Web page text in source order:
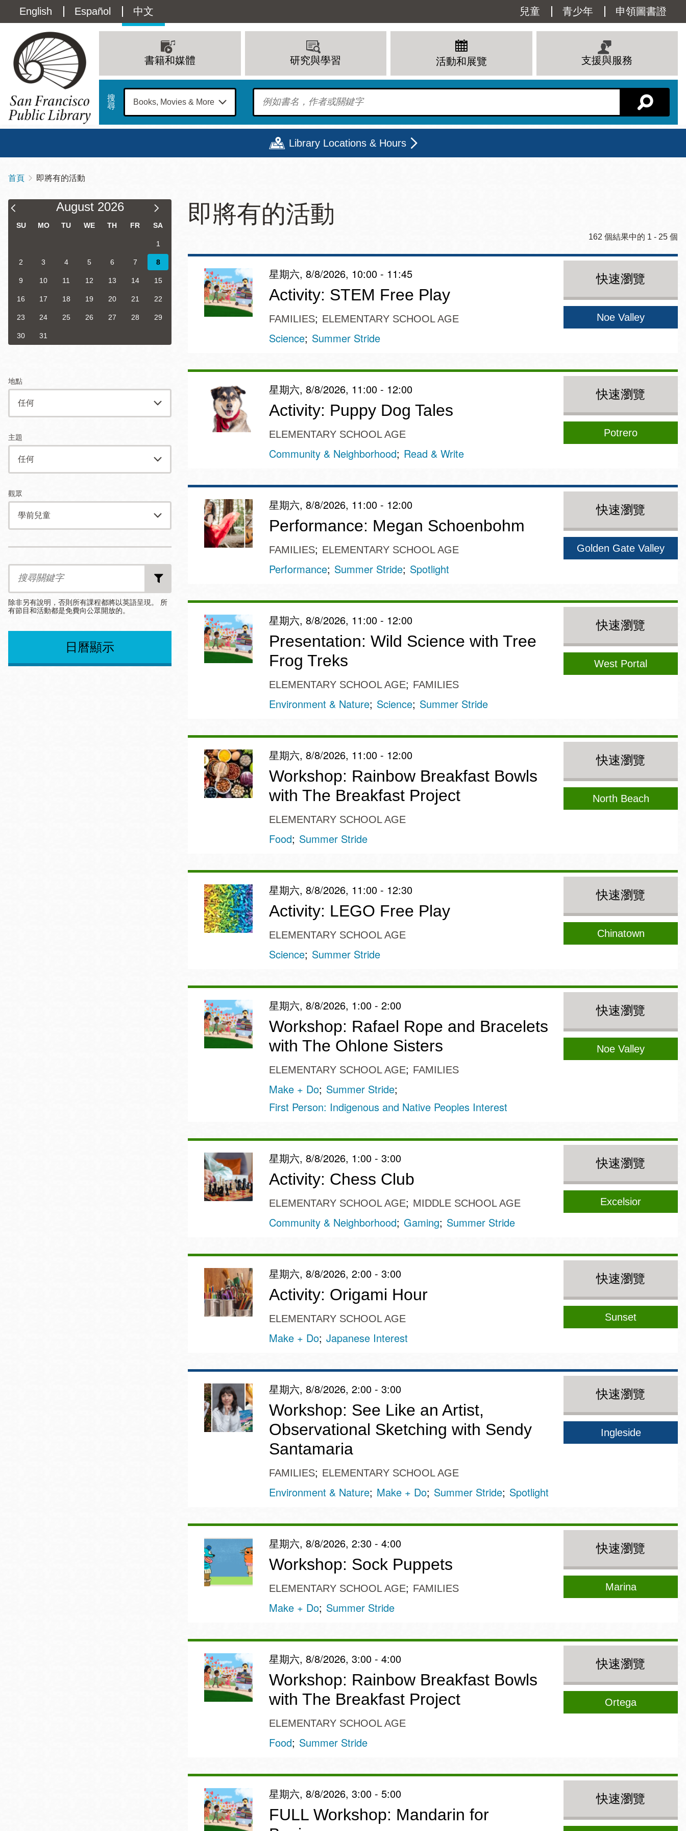
主
Language
switcher
(Content)
English Español 中文
Utility
Menu
兒童 青少年 申領圖書證
navigation
書籍和媒體 研究與學習 活動和展覽 支援與服務
搜
尋
To find?
Library Locations & Hours
書館
星期日
12 下午 - 6 下午
星期一
9 上午 - 6 下午
星期二
9 上午 - 8 下午
星期三
9 上午 - 8 下午
Anza 圖書分館
Bernal Heights
館
Chinatown 華埠/
Eureka Valley 尤
Milk 紀念圖書分
館
Excelsior圖書分
館
Glen Park 格倫
公園區圖書分館
Valley 圖書分館
Merced 圖書分
Mission米慎區
圖書分館
Mission Bay 米
慎灣區圖書分館
/Sally Brunn 諾
谷區圖書分館
Ocean View 海
景區圖書分館
OMI 流動圖書館
Ortega 圖書分館
Park 圖書分館
Parkside 圖書分
Potrero 寳翠麗
山圖書分館
Presidio 普西迪
Richmond/參議
員 Milton Marks
列治文區圖書分
Treasure Island
Visitacion Valley
West Portal 圖
Western
Addition 西增區
圖書分館
流動圖書館/ 流
動外展服務
導
航
連
首頁 即將有的活動
即將有的活動
162 個結果中的 1 - 25 個
星期六, 8/8/2026, 10:00 - 11:45
Activity: STEM Free Play
FAMILIES ELEMENTARY SCHOOL AGE
Science Summer Stride
快速瀏覽
Noe Valley
星期六, 8/8/2026, 11:00 - 12:00
Activity: Puppy Dog Tales
ELEMENTARY SCHOOL AGE
Community & Neighborhood Read & Write
快速瀏覽
Potrero
星期六, 8/8/2026, 11:00 - 12:00
Performance: Megan Schoenbohm
FAMILIES ELEMENTARY SCHOOL AGE
Performance Summer Stride Spotlight
快速瀏覽
Golden Gate Valley
星期六, 8/8/2026, 11:00 - 12:00
Presentation: Wild Science with Tree
Frog Treks
ELEMENTARY SCHOOL AGE FAMILIES
Environment & Nature Science Summer Stride
快速瀏覽
West Portal
星期六, 8/8/2026, 11:00 - 12:00
Workshop: Rainbow Breakfast Bowls
with The Breakfast Project
ELEMENTARY SCHOOL AGE
Food Summer Stride
快速瀏覽
North Beach
星期六, 8/8/2026, 11:00 - 12:30
Activity: LEGO Free Play
ELEMENTARY SCHOOL AGE
Science Summer Stride
快速瀏覽
Chinatown
星期六, 8/8/2026, 1:00 - 2:00
Workshop: Rafael Rope and Bracelets
with The Ohlone Sisters
ELEMENTARY SCHOOL AGE FAMILIES
Make + Do Summer Stride
First Person: Indigenous and Native Peoples Interest
快速瀏覽
Noe Valley
星期六, 8/8/2026, 1:00 - 3:00
Activity: Chess Club
ELEMENTARY SCHOOL AGE MIDDLE SCHOOL AGE
Community & Neighborhood Gaming Summer Stride
快速瀏覽
Excelsior
星期六, 8/8/2026, 2:00 - 3:00
Activity: Origami Hour
ELEMENTARY SCHOOL AGE
Make + Do Japanese Interest
快速瀏覽
Sunset
星期六, 8/8/2026, 2:00 - 3:00
Workshop: See Like an Artist,
Observational Sketching with Sendy
Santamaria
FAMILIES ELEMENTARY SCHOOL AGE
Environment & Nature Make + Do Summer Stride Spotlight
快速瀏覽
Ingleside
星期六, 8/8/2026, 2:30 - 4:00
Workshop: Sock Puppets
ELEMENTARY SCHOOL AGE FAMILIES
Make + Do Summer Stride
快速瀏覽
Marina
星期六, 8/8/2026, 3:00 - 4:00
Workshop: Rainbow Breakfast Bowls
with The Breakfast Project
ELEMENTARY SCHOOL AGE
Food Summer Stride
快速瀏覽
Ortega
星期六, 8/8/2026, 3:00 - 5:00
FULL Workshop: Mandarin for
快速瀏覽
Filter & Sort Results
Calendar
Filter
Calendar
Filter
August 2026
SU MO TU WE TH FR SA
1
2 3 4 5 6 7 8
9 10 11 12 13 14 15
16 17 18 19 20 21 22
23 24 25 26 27 28 29
30 31
地點
主題
觀眾
Date
Date
Date
After
Search
Keywords
除非另有說明，否則所有課程都將以英語呈現。 所
有節目和活動都是免費向公眾開放的。
日曆顯示